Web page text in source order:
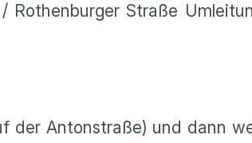
Straße
der Antonstraße) und dann